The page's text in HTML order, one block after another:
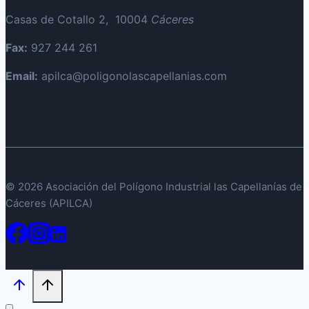
Casas de Cotallo 2, 10004 Cáceres
Fax: 927 244 261
Email: apilca@poligonolascapellanias.com
© 2026 Asociación del Polígono Industrial las Capellanías de
Cáceres (APILCA)